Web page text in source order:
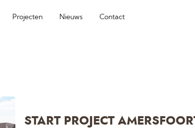
Projecten Nieuws Contact
START PROJECT